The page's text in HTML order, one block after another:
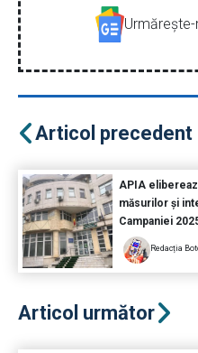
Articol precedent
APIA
măsurilor și
Campaniei
Redacția
Articol următor